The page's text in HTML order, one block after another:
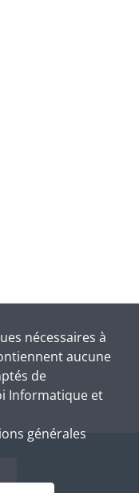
nécessaires à
aucune
de
Informatique et
générales